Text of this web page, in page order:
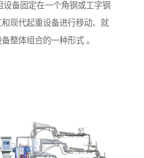
设备固定在一个角钢或工字钢
现代起重设备进行移动、就
整体组合的一种形式 。